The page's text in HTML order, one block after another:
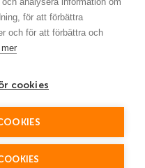
för att förbättra
och för att förbättra och
mer
cookies
and the Google
Service apply.